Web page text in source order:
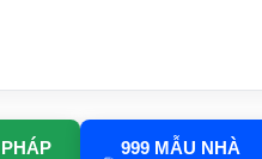
999 MẪU NHÀ